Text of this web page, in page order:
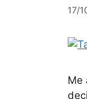
17/
Me